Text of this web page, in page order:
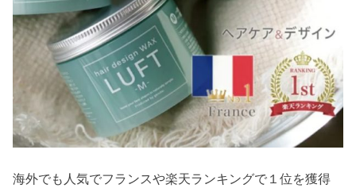
海外でも人気でフランスや楽天ランキングで１位を獲得